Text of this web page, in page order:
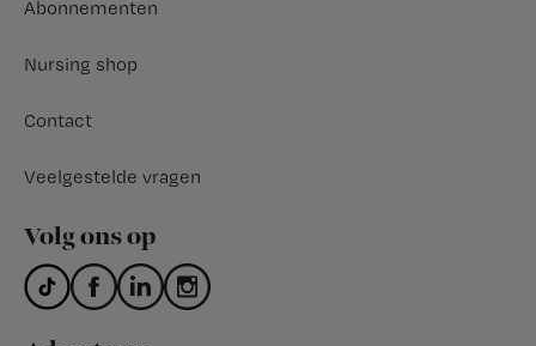
Abonnementen
Nursing shop
Contact
Veelgestelde vragen
Volg ons op